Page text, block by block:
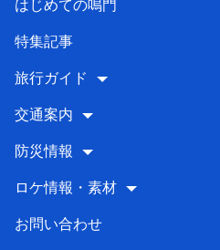
はじめての鳴門
特集記事
旅行ガイド
交通案内
防災情報
ロケ情報・素材
お問い合わせ